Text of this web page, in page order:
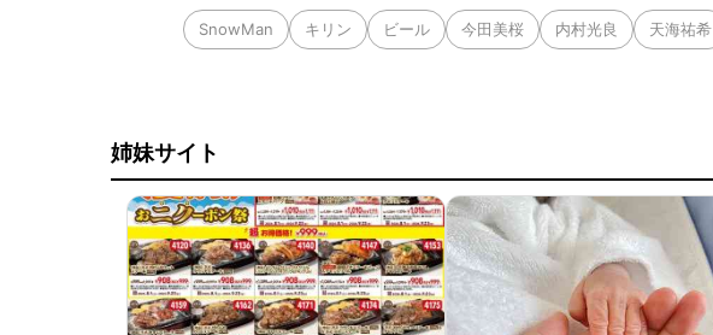
SnowMan キリン ビール 今田美桜 内村光良 天海祐希
姉妹サイト